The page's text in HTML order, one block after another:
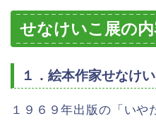
せなけいこ展の
１．絵本作家せなけ
１９６９年出版の「いや